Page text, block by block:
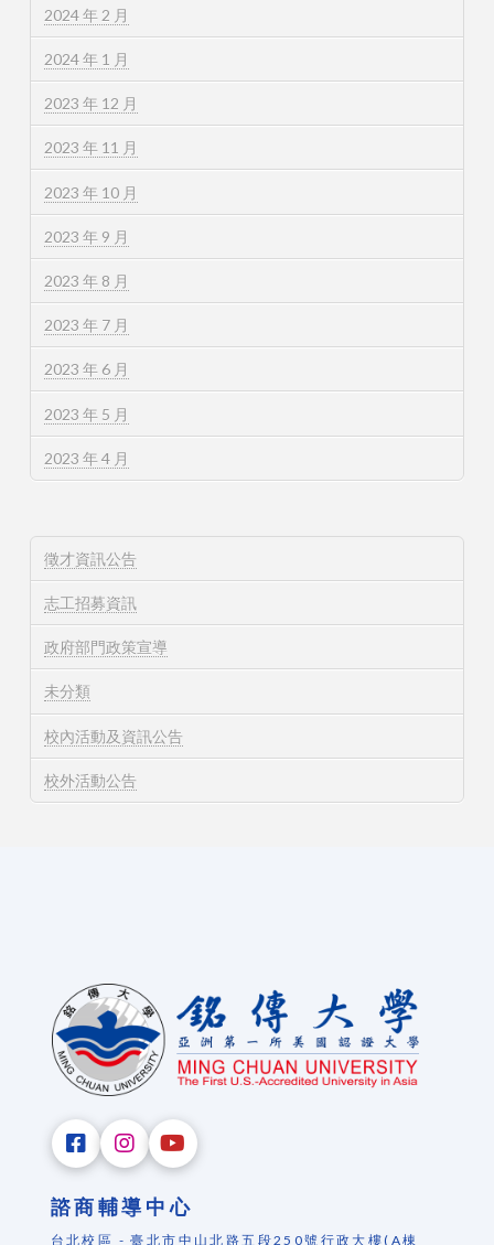
2024 年 2 月
2024 年 1 月
2023 年 12 月
2023 年 11 月
2023 年 10 月
2023 年 9 月
2023 年 8 月
2023 年 7 月
2023 年 6 月
2023 年 5 月
2023 年 4 月
徵才資訊公告
志工招募資訊
政府部門政策宣導
未分類
校內活動及資訊公告
校外活動公告
諮商輔導中心
台北校區 - 臺北市中山北路五段250號行政大樓(A棟